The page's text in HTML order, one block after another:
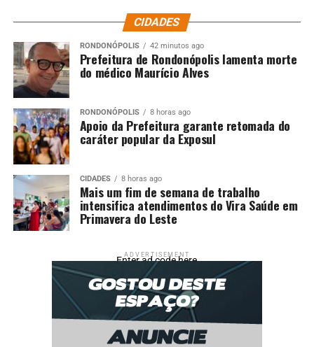
CIDADES
RONDONÓPOLIS 42 minutos ago
Prefeitura de Rondonópolis lamenta morte
do médico Maurício Alves
RONDONÓPOLIS 8 horas ago
Apoio da Prefeitura garante retomada do
caráter popular da Exposul
CIDADES 8 horas ago
Mais um fim de semana de trabalho
intensifica atendimentos do Vira Saúde em
Primavera do Leste
ADVERTISEMENT
Enter ad code here